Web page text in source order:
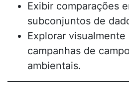
Exibir comparações
subconjuntos de
Explorar visualmente
campanhas de
ambientais.